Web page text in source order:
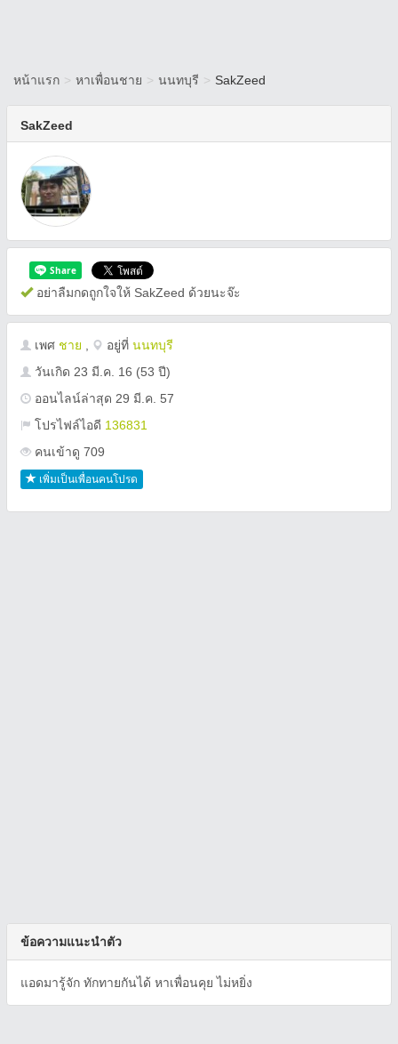
หน้าแรก > หาเพื่อนชาย > นนทบุรี > SakZeed
SakZeed
อย่าลืมกดถูกใจให้ SakZeed ด้วยนะจ๊ะ
เพศ ชาย อยู่ที่ นนทบุรี
วันเกิด 23 มี.ค. 16 (53 ปี)
ออนไลน์ล่าสุด 29 มี.ค. 57
โปรไฟล์ไอดี 136831
คนเข้าดู 709
เพิ่มเป็นเพื่อนคนโปรด
ข้อความแนะนำตัว
แอดมารู้จัก ทักทายกันได้ หาเพื่อนคุย ไม่หยิ่ง